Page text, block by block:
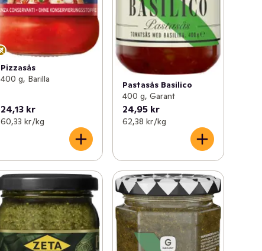
Pizzasås
400 g, Barilla
24,13 kr
60,33 kr /kg
Pastasås Basilico
400 g, Garant
24,95 kr
62,38 kr /kg